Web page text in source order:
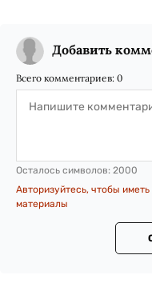
Добавить
Всего комментариев: 0
Осталось символов: 2000
Авторизуйтесь, чтобы
материалы